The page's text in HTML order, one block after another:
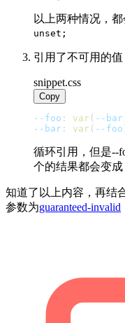
以上两种情况，都
unset;
引用了不可用的值
snippet.css
Copy
--foo : var ( --bar
--bar : var ( --foo
循环引用，但是--
个的结果都会变成
知道了以上内容，再结
参数为guaranteed-invalid